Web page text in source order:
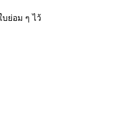
ย่อม ๆ ไว้